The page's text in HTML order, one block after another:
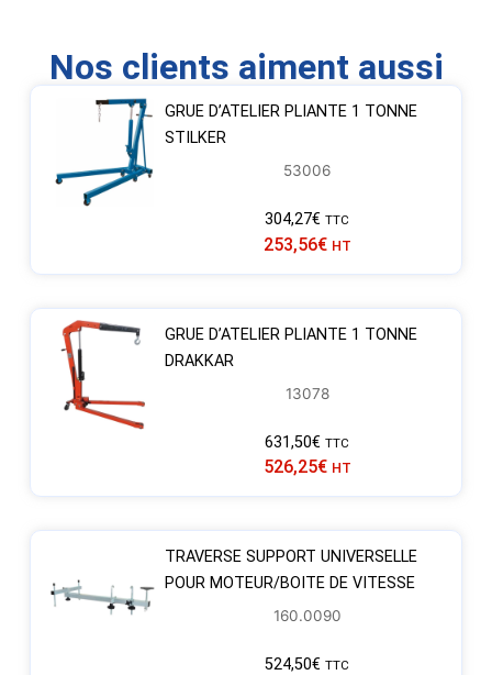
Nos clients aiment aussi
GRUE D’ATELIER PLIANTE 1 TONNE
STILKER
53006
304,27€ TTC
253,56€ HT
GRUE D’ATELIER PLIANTE 1 TONNE
DRAKKAR
13078
631,50€ TTC
526,25€ HT
TRAVERSE SUPPORT UNIVERSELLE
POUR MOTEUR/BOITE DE VITESSE
160.0090
524,50€ TTC